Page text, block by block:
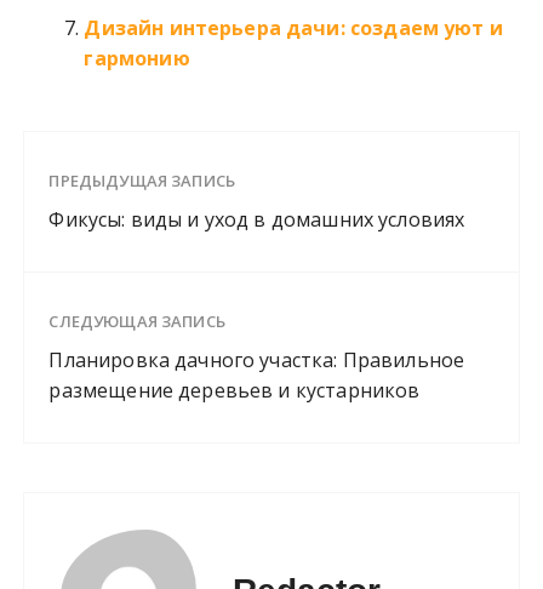
Дизайн интерьера дачи: создаем уют и
гармонию
ПРЕДЫДУЩАЯ ЗАПИСЬ
Фикусы: виды и уход в домашних условиях
СЛЕДУЮЩАЯ ЗАПИСЬ
Планировка дачного участка: Правильное
размещение деревьев и кустарников